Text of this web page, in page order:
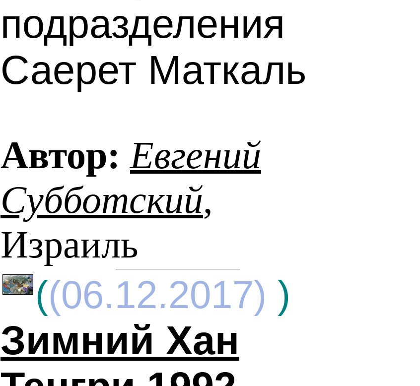
подразделения
Саерет Маткаль
Автор: Евгений
Субботский,
Израиль
((06.12.2017) )
Зимний Хан